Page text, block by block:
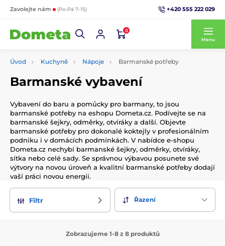
Zavolejte nám (Po-Pá 7-15) +420 555 222 029
0
Menu
Úvod Kuchyně Nápoje Barmanské potřeby
Barmanské vybavení
Vybavení do baru a pomůcky pro barmany, to jsou
barmanské potřeby na eshopu Dometa.cz. Podívejte se na
barmanské šejkry, odměrky, otvíráky a další. Objevte
barmanské potřeby pro dokonalé koktejly v profesionálním
podniku i v domácích podmínkách. V nabídce e-shopu
Dometa.cz nechybí barmanské šejkry, odměrky, otvíráky,
sítka nebo celé sady. Se správnou výbavou posunete své
výtvory na novou úroveň a kvalitní barmanské potřeby dodají
vaší práci novou energii.
Filtr Řazení
Zobrazujeme 1-8 z 8 produktů